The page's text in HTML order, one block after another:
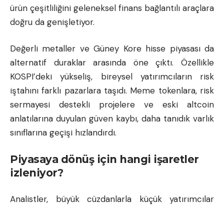
ürün çeşitliliğini geleneksel finans bağlantılı araçlara
doğru da genişletiyor.
Değerli metaller ve Güney Kore hisse piyasası da
alternatif duraklar arasında öne çıktı. Özellikle
KOSPI’deki yükseliş, bireysel yatırımcıların risk
iştahını farklı pazarlara taşıdı. Meme tokenlara, risk
sermayesi destekli projelere ve eski altcoin
anlatılarına duyulan güven kaybı, daha tanıdık varlık
sınıflarına geçişi hızlandırdı.
Piyasaya dönüş için hangi işaretler
izleniyor?
Analistler, büyük cüzdanlarla küçük yatırımcılar